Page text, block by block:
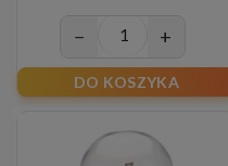
− +
DO KOSZYKA